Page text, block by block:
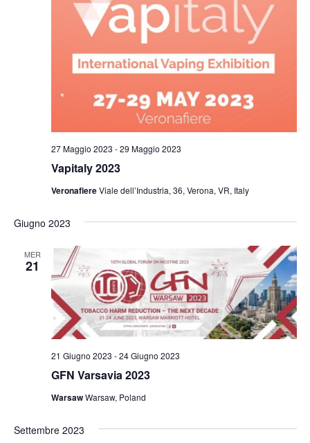
Vapitaly 2023
27 Maggio 2023 -29 Maggio 2023
VeronafiereViale dell’Industria, 36, Verona, VR, Italy
Giugno 2023
MER
21
GFN Varsavia 2023
21 Giugno 2023 -24 Giugno 2023
WarsawWarsaw, Poland
Settembre 2023